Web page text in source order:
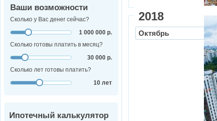
2018
Октябрь
Ваши возможности
Сколько у Вас денег сейчас?
1 000 000 р.
Сколько готовы платить в месяц?
30 000 р.
Сколько лет готовы платить?
10 лет
Ипотечный калькулятор